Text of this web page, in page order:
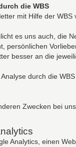
die WBS
mit Hilfe der
es uns auch, die
persönlichen
besser an die
durch die
Zwecken bei
Analytics, einen